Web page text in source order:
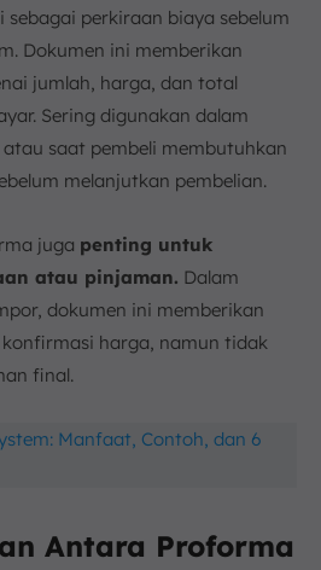
sebagai perkiraan biaya sebelum
Dokumen ini memberikan
jumlah, harga, dan total
Sering digunakan dalam
saat pembeli membutuhkan
melanjutkan pembelian.
juga penting untuk
atau pinjaman. Dalam
dokumen ini memberikan
harga, namun tidak
final.
Manfaat, Contoh, dan 6
Antara Proforma